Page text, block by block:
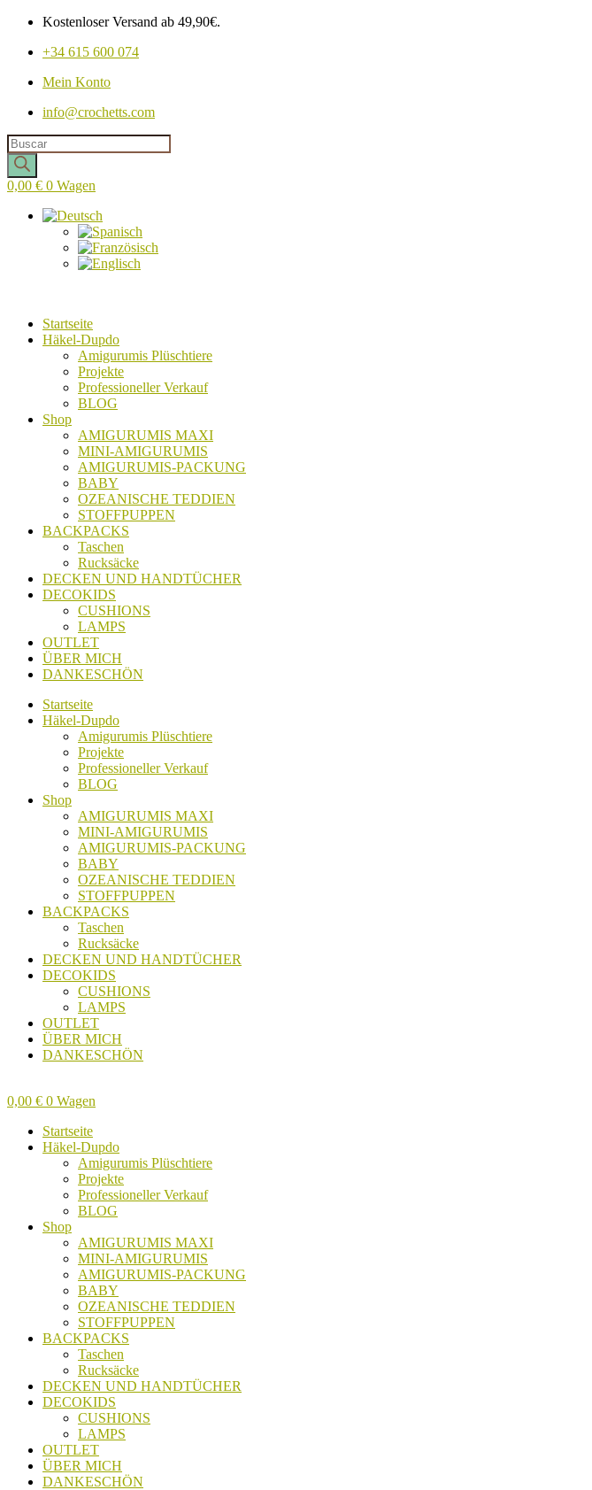
Kostenloser Versand ab 49,90€.
+34 615 600 074
Mein Konto
info@crochetts.com
Produkte
suchen
0,00 € 0 Wagen
Startseite
Häkel-Dupdo
Amigurumis Plüschtiere
Projekte
Professioneller Verkauf
BLOG
Shop
AMIGURUMIS MAXI
MINI-AMIGURUMIS
AMIGURUMIS-PACKUNG
BABY
OZEANISCHE TEDDIEN
STOFFPUPPEN
BACKPACKS
Taschen
Rucksäcke
DECKEN UND HANDTÜCHER
DECOKIDS
CUSHIONS
LAMPS
OUTLET
ÜBER MICH
DANKESCHÖN
Startseite
Häkel-Dupdo
Amigurumis Plüschtiere
Projekte
Professioneller Verkauf
BLOG
Shop
AMIGURUMIS MAXI
MINI-AMIGURUMIS
AMIGURUMIS-PACKUNG
BABY
OZEANISCHE TEDDIEN
STOFFPUPPEN
BACKPACKS
Taschen
Rucksäcke
DECKEN UND HANDTÜCHER
DECOKIDS
CUSHIONS
LAMPS
OUTLET
ÜBER MICH
DANKESCHÖN
0,00 € 0 Wagen
Startseite
Häkel-Dupdo
Amigurumis Plüschtiere
Projekte
Professioneller Verkauf
BLOG
Shop
AMIGURUMIS MAXI
MINI-AMIGURUMIS
AMIGURUMIS-PACKUNG
BABY
OZEANISCHE TEDDIEN
STOFFPUPPEN
BACKPACKS
Taschen
Rucksäcke
DECKEN UND HANDTÜCHER
DECOKIDS
CUSHIONS
LAMPS
OUTLET
ÜBER MICH
DANKESCHÖN